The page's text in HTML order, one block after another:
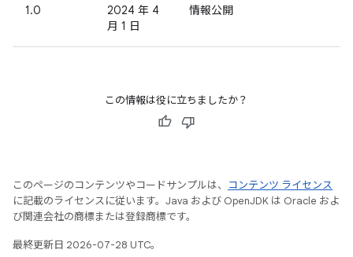
1.0
2024 年 4
月 1 日
情報公開
この情報は役に立ちましたか？
このページのコンテンツやコードサンプルは、
コンテンツ ライセンス
に記載のライセンスに従います。Java および OpenJDK は Oracle およ
び関連会社の商標または登録商標です。
最終更新日 2026-07-28 UTC。